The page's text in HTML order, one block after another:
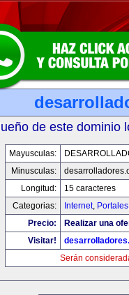
de este dominio
Mayusculas:
Minusculas:
Longitud:
15 caracteres
Categorias:
Internet, Portales
Precio:
Realizar una
Visitar!
Serán